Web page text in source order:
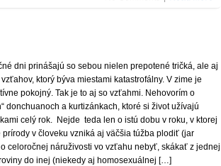
dni prinášajú so sebou nielen prepotené tričká, ale aj
ktorý býva miestami katastrofálny. V zime je
pokojný. Tak je to aj so vzťahmi. Nehovorím o
donchuanoch a kurtizánkach, ktoré si život užívajú
celý rok. Nejde teda len o istú dobu v roku, v ktorej
prírody v človeku vzniká aj väčšia túžba plodiť (jar
celoročnej náruživosti vo vzťahu nebyť, skákať z jednej
do inej (niekedy aj homosexuálnej […]